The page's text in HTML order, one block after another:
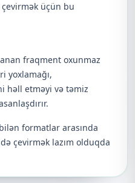
üçün bu
fraqment oxunmaz
yoxlamağı,
həll etməyi və təmiz
formatlar arasında
çevirmək lazım olduqda